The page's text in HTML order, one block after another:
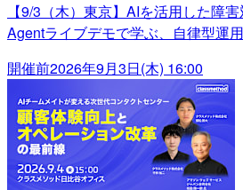
【9/3（木）東京】AIを活用した障
Agentライブデモで学ぶ、自律型運
開催前2026年9月3日(木) 16:00